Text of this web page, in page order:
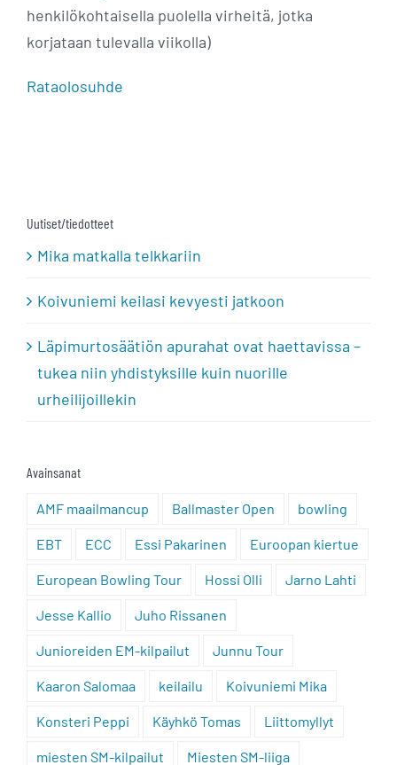
henkilökohtaisella puolella virheitä, jotka
korjataan tulevalla viikolla)
Rataolosuhde
Uutiset/tiedotteet
Mika matkalla telkkariin
Koivuniemi keilasi kevyesti jatkoon
Läpimurtosäätiön apurahat ovat haettavissa –
tukea niin yhdistyksille kuin nuorille
urheilijoillekin
Avainsanat
AMF maailmancup Ballmaster Open bowling
EBT ECC Essi Pakarinen Euroopan kiertue
European Bowling Tour Hossi Olli Jarno Lahti
Jesse Kallio Juho Rissanen
Junioreiden EM-kilpailut Junnu Tour
Kaaron Salomaa keilailu Koivuniemi Mika
Konsteri Peppi Käyhkö Tomas Liittomyllyt
miesten SM-kilpailut Miesten SM-liiga